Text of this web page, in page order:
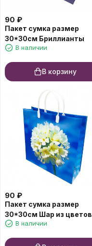
90 ₽
Пакет сумка размер
30*30см Бриллианты
В наличии
В корзину
90 ₽
Пакет сумка размер
30*30см Шар из цветов
В наличии